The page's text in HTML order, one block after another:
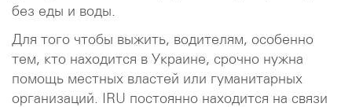
без еды и воды.
Для того чтобы выжить, водителям, особенно
тем, кто находится в Украине, срочно нужна
помощь местных властей или гуманитарных
организаций. IRU постоянно находится на связи